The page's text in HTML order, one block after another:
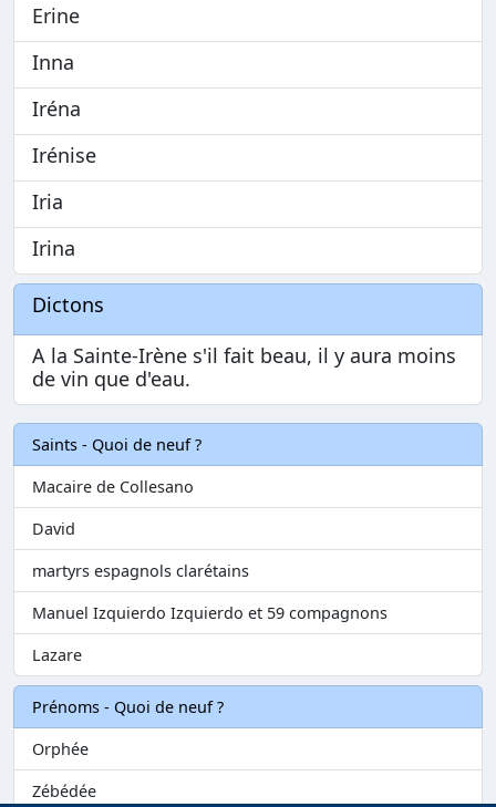
Erine
Inna
Iréna
Irénise
Iria
Irina
Dictons
A la Sainte-Irène s'il fait beau, il y aura moins
de vin que d'eau.
Saints - Quoi de neuf ?
Macaire de Collesano
David
martyrs espagnols clarétains
Manuel Izquierdo Izquierdo et 59 compagnons
Lazare
Prénoms - Quoi de neuf ?
Orphée
Zébédée